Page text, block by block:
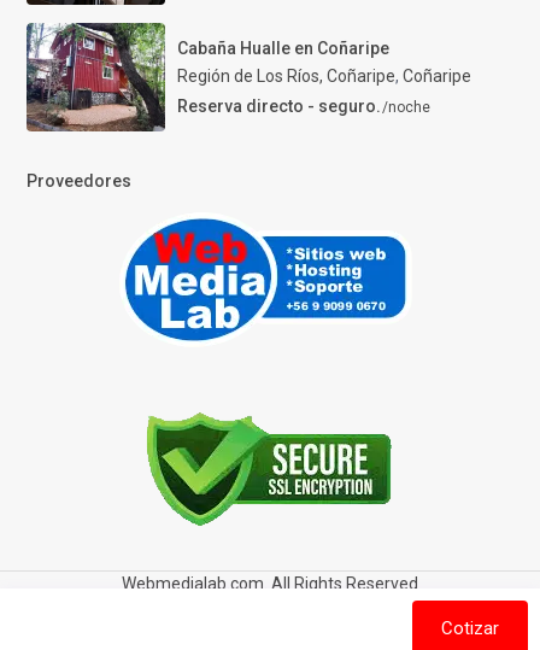
Cabaña Hualle en Coñaripe
Región de Los Ríos, Coñaripe, Coñaripe
Reserva directo - seguro./noche
Proveedores
Webmedialab.com. All Rights Reserved
Política de privacidad
Política de Cookies
Cotizar